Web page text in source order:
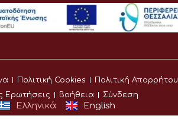
Πολιτική Cookies Πολιτική Απορρήτου
Ερωτήσεις
Βοήθεια Σύνδεση
Ελληνικά English